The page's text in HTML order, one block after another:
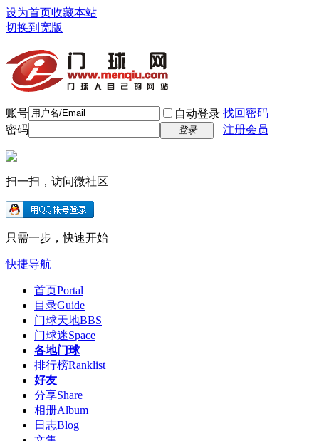
设为首页收藏本站
切换到宽版
账号 自动登录 找回密码
密码
登录 注册会员
扫一扫，访问微社区
只需一步，快速开始
快捷导航
首页Portal
目录Guide
门球天地BBS
门球迷Space
各地门球
排行榜Ranklist
好友
分享Share
相册Album
日志Blog